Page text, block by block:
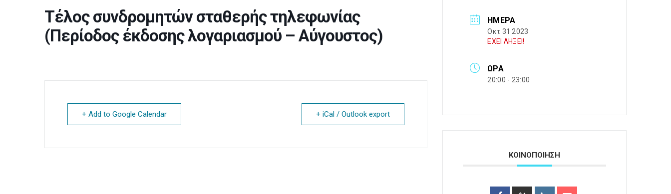
Τέλος συνδρομητών σταθερής τηλεφωνίας
(Περίοδος έκδοσης λογαριασμού – Αύγουστος)
+ Add to Google Calendar + iCal / Outlook export
ΗΜΈΡΑ
Οκτ 31 2023
ΕΧΕΙ ΛΗΞΕΙ!
ΏΡΑ
20:00 - 23:00
ΚΟΙΝΟΠΟΙΗΣΗ